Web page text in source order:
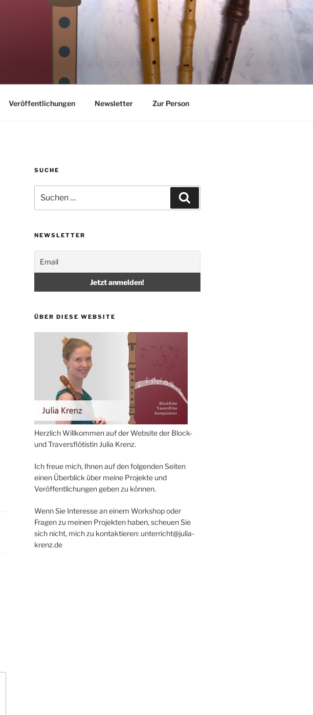
Veröffentlichungen Newsletter Zur Person
SUCHE
nach:
NEWSLETTER
ÜBER DIESE WEBSITE
Herzlich Willkommen auf der Website der Block-
und Traversflötistin Julia Krenz.
Ich freue mich, Ihnen auf den folgenden Seiten
einen Überblick über meine Projekte und
Veröffentlichungen geben zu können.
Wenn Sie Interesse an einem Workshop oder
Fragen zu meinen Projekten haben, scheuen Sie
sich nicht, mich zu kontaktieren: unterricht@julia-
krenz.de